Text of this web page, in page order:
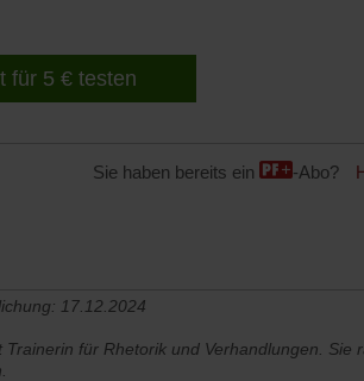
für 5 € testen
Sie haben bereits ein -Abo?
17.12.2024
Trainerin für Rhetorik und Verhandlungen.